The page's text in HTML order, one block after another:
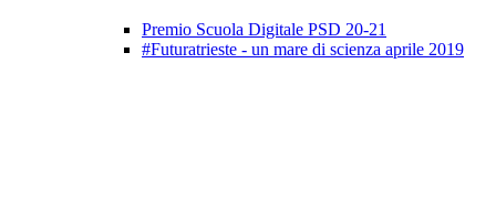
Premio Scuola Digitale PSD 20-21
#Futuratrieste - un mare di scienza aprile 2019